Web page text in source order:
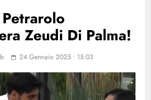
Zeudi Di Palma!
24 Gennaio 2025 • 15:03